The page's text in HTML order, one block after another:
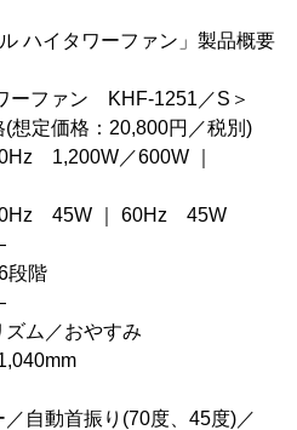
ハイタワーファン」製品概要
ーファン KHF-1251／S＞
価格：20,800円／税別)
1,200W／600W ｜
｜ 60Hz 45W
階
おやすみ
動首振り(70度、45度)／